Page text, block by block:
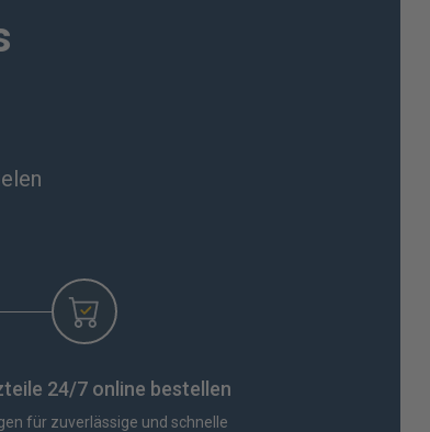
24/7 online bestellen
für zuverlässige und schnelle